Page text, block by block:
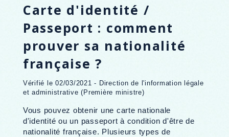
Carte d'identité /
Passeport : comment
prouver sa nationalité
française ?
Vérifié le 02/03/2021 - Direction de l'information légale
et administrative (Première ministre)
Vous pouvez obtenir une carte nationale
d'identité ou un passeport à condition d'être de
nationalité française. Plusieurs types de